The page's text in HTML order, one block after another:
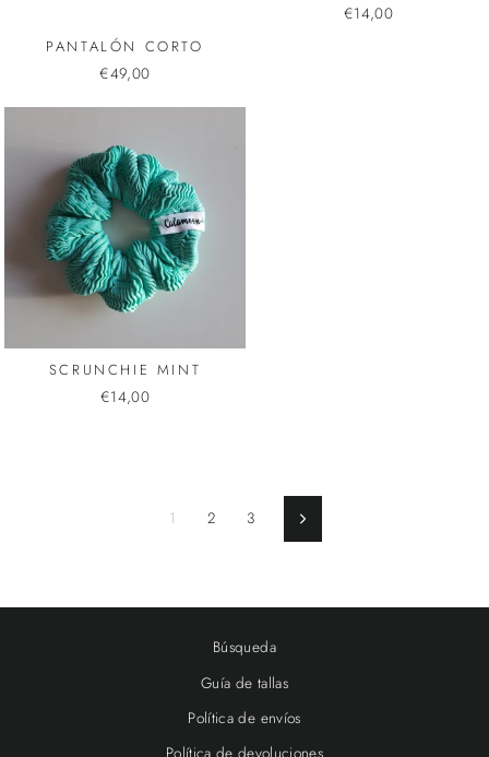
PANTALÓN CORTO
€49,00
€14,00
SCRUNCHIE MINT
€14,00
1 2 3 Siguiente
Búsqueda
Guía de tallas
Política de envíos